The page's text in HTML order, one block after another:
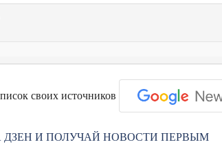
своих источников
И ПОЛУЧАЙ НОВОСТИ ПЕРВЫМ